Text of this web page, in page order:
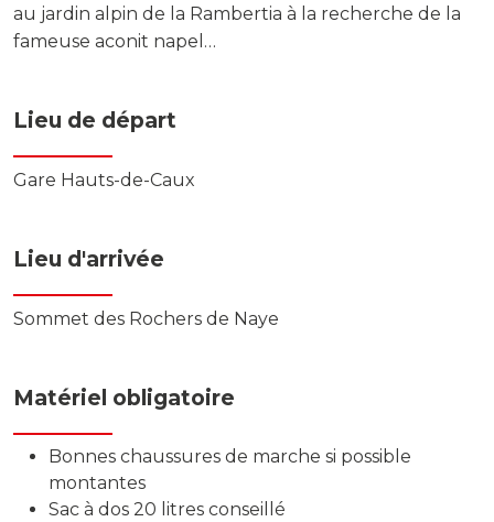
au jardin alpin de la Rambertia à la recherche de la
fameuse aconit napel…
Lieu de départ
Gare Hauts-de-Caux
Lieu d'arrivée
Sommet des Rochers de Naye
Matériel obligatoire
Bonnes chaussures de marche si possible
montantes
Sac à dos 20 litres conseillé